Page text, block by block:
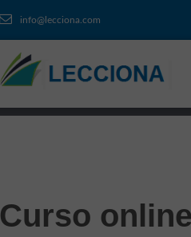
info@lecciona.com
Curso